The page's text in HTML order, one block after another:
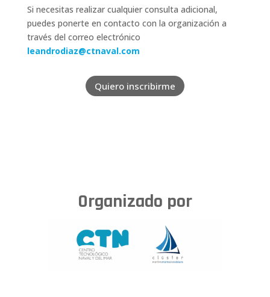
Si necesitas realizar cualquier consulta adicional,
puedes ponerte en contacto con la organización a
través del correo electrónico
leandrodiaz@ctnaval.com
Quiero inscribirme
Organizado por